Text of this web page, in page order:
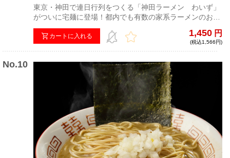
東京・神田で連日行列をつくる「神田ラーメン わいず」
がついに宅麺に登場！都内でも有数の家系ラーメンのお店
として名高く、全国から家系マニアを集めるほどの人気店
である。わいずの特徴はなんといっても濃厚な豚骨醤油ス
ープ。深みのある豚骨の香りと旨みに、醤油のキレがしっ
り、やみつきになること間違いなし！また燻製されたチャ
ーシューはジューシーな味わいで、ラーメンはもちろんラ
イスと合わせても楽しむことができる。具材からスープま
でこだわり抜かれた極上の家系ラーメンをぜひ堪能してい
ただきたい！
カートに入れる 1,450 円
(税込1,566円)